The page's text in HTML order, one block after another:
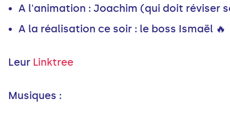
Leur Linktree
Musiques :